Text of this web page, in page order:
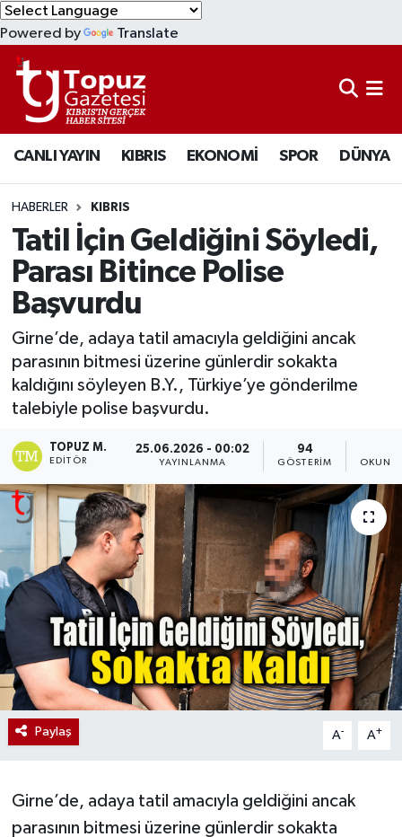
Powered by Translate
CANLI YAYIN KIBRIS EKONOMİ SPOR DÜNYA
HABERLER KIBRIS
Tatil İçin Geldiğini Söyledi,
Parası Bitince Polise
Başvurdu
Girne’de, adaya tatil amacıyla geldiğini ancak
parasının bitmesi üzerine günlerdir sokakta
kaldığını söyleyen B.Y., Türkiye’ye gönderilme
talebiyle polise başvurdu.
TOPUZ M.
EDITÖR
25.06.2026 - 00:02
YAYINLANMA
94
GÖSTERIM
Paylaş A- A+
Girne’de, adaya tatil amacıyla geldiğini ancak
parasının bitmesi üzerine günlerdir sokakta
KIBRIS
DÜNYA
EKONOMİ
MAGAZİN
SAĞLIK
SPOR
TEKNOLOJİ
TÜRKİYE
Lefkoşa Nöbetçi Eczaneler
Lefkoşa Hava Durumu
Lefkoşa Trafik Yoğunluk Haritası
Süper Lig Puan Durumu ve Fikstür
Tüm Manşetler
Son Dakika Haberleri
Haber Arşivi